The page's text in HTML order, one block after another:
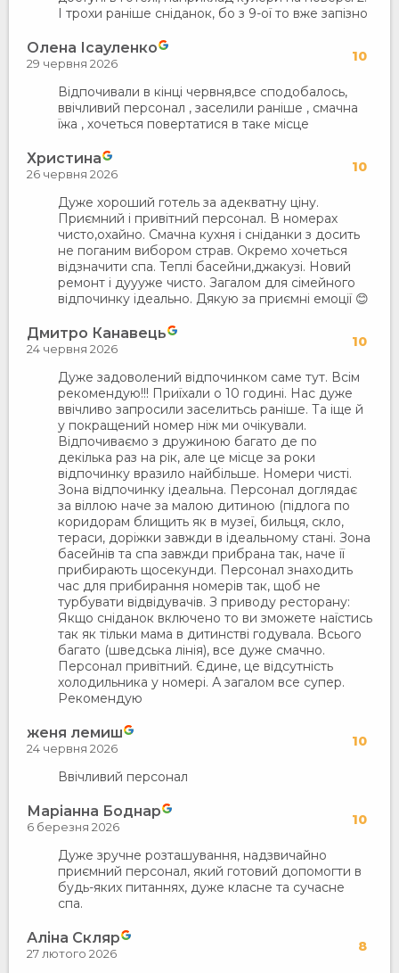
І трохи раніше сніданок, бо з 9-ої то вже запізно
Олена Ісауленко 10
29 червня 2026
Відпочивали в кінці червня,все сподобалось,
ввічливий персонал , заселили раніше , смачна
їжа , хочеться повертатися в таке місце
Христина 10
26 червня 2026
Дуже хороший готель за адекватну ціну.
Приємний і привітний персонал. В номерах
чисто,охайно. Смачна кухня і сніданки з досить
не поганим вибором страв. Окремо хочеться
відзначити спа. Теплі басейни,джакузі. Новий
ремонт і дуууже чисто. Загалом для сімейного
відпочинку ідеально. Дякую за приємні емоції 😊
Дмитро Канавець 10
24 червня 2026
Дуже задоволений відпочинком саме тут. Всім
рекомендую!!! Приїхали о 10 годині. Нас дуже
ввічливо запросили заселитьсь раніше. Та іще й
у покращений номер ніж ми очікували.
Відпочиваємо з дружиною багато де по
декілька раз на рік, але це місце за роки
відпочинку вразило найбільше. Номери чисті.
Зона відпочинку ідеальна. Персонал доглядає
за віллою наче за малою дитиною (підлога по
коридорам блищить як в музеї, бильця, скло,
тераси, доріжки завжди в ідеальному стані. Зона
басейнів та спа завжди прибрана так, наче її
прибирають щосекунди. Персонал знаходить
час для прибирання номерів так, щоб не
турбувати відвідувачів. З приводу ресторану:
Якщо сніданок включено то ви зможете наїстись
так як тільки мама в дитинстві годувала. Всього
багато (шведська лінія), все дуже смачно.
Персонал привітний. Єдине, це відсутність
холодильника у номері. А загалом все супер.
Рекомендую
женя лемиш 10
24 червня 2026
Ввічливий персонал
Маріанна Боднар 10
6 березня 2026
Дуже зручне розташування, надзвичайно
приємний персонал, який готовий допомогти в
будь-яких питаннях, дуже класне та сучасне
спа.
Аліна Скляр 8
27 лютого 2026